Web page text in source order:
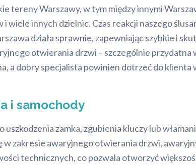
tereny Warszawy, w tym między innymi
wiele innych dzielnic. Czas reakcji naszego
działa sprawnie, zapewniając szybkie i
otwierania drzwi – szczególnie przydatna
a dobry specjalista powinien dotrzeć do
i samochody
zamka, zgubienia kluczy lub
zakresie awaryjnego otwierania drzwi,
technicznych, co pozwala otworzyć